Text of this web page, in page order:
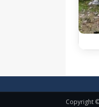
Copyright